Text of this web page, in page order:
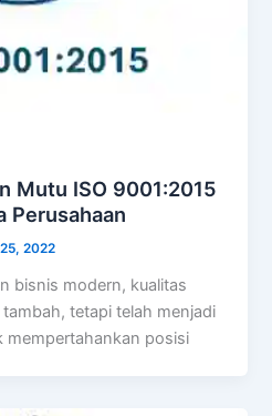
Mutu ISO 9001:2015
Perusahaan
2022
bisnis modern, kualitas
tetapi telah menjadi
mempertahankan posisi